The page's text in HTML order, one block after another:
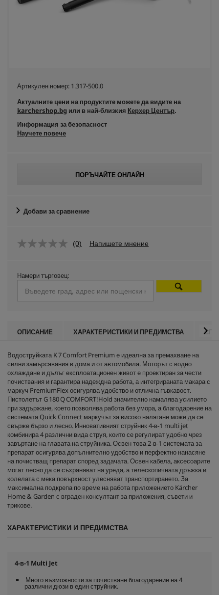
Артикулен номер: 1.317-500.0
Актуалните цени на продуктите можете да видите на
karchershop.bg или в най-близкия Керхер Център.
Информация за безопасност
Научете повече
ПОРЪЧАЙТЕ ОНЛАЙН
Добави за сравнение
(0) Напишете мнение
Намери търговец:
ОПИСАНИЕ ХАРАКТЕРИСТИКИ И ПРЕДИМСТВА
Водоструйката K 7 Comfort Premium е идеална за премахване на
силни замърсявания в дома и от автомобила. Моторът с водно
охлаждане и дълъг експлоатационен живот е проектиран за чести
почиствания и гарантира надеждна работа, а интегрираната макара с
маркуч PremiumFlexосигурява удобство и отлична гъвкавост.
Пистолетът G 180 Q COMFORT!Hold значително намалява усилието
при задържане, което позволява работа без умора, а благодарение на
системата Quick Connect маркучът за високо налягане може да се
свърже бързо и лесно. Инновативният струйник 4-в-1 multi jet
комбинира 4 различни вида струя, които се регулират удобно чрез
завъртане на главата на струйника. Освен това 2-в-1 системата за
препарат осигурява допълнително удобство и перфектно нанасяне
на почистващ препарат според задачата. Освен кабела, аксесоарите
могат лесно да се съхраняват на уреда, а телескопичната дръжка и
колелата с мека повърхност улесняват транспортирането. За
максимална подкрепа по време на работа приложението Kärcher
Home & Garden с вграден консултант за приложения, съвети и
трикове.
ХАРАКТЕРИСТИКИ И ПРЕДИМСТВА
4-в-1 Multi Jet
Много възможности за почистване благодарение на 4
различни дюзи в един струйник.